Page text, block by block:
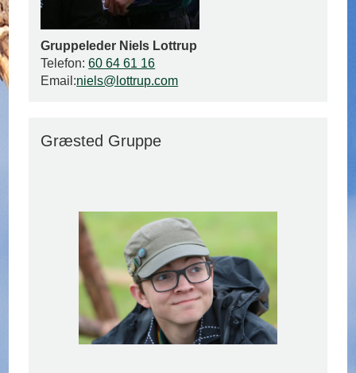
Gruppeleder Niels Lottrup
Telefon:60 64 61 16
Email:niels@lottrup.com
Græsted Gruppe